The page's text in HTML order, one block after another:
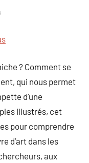
? Comment se
qui nous permet
d’une
illustrés, cet
pour comprendre
d’art dans les
aux